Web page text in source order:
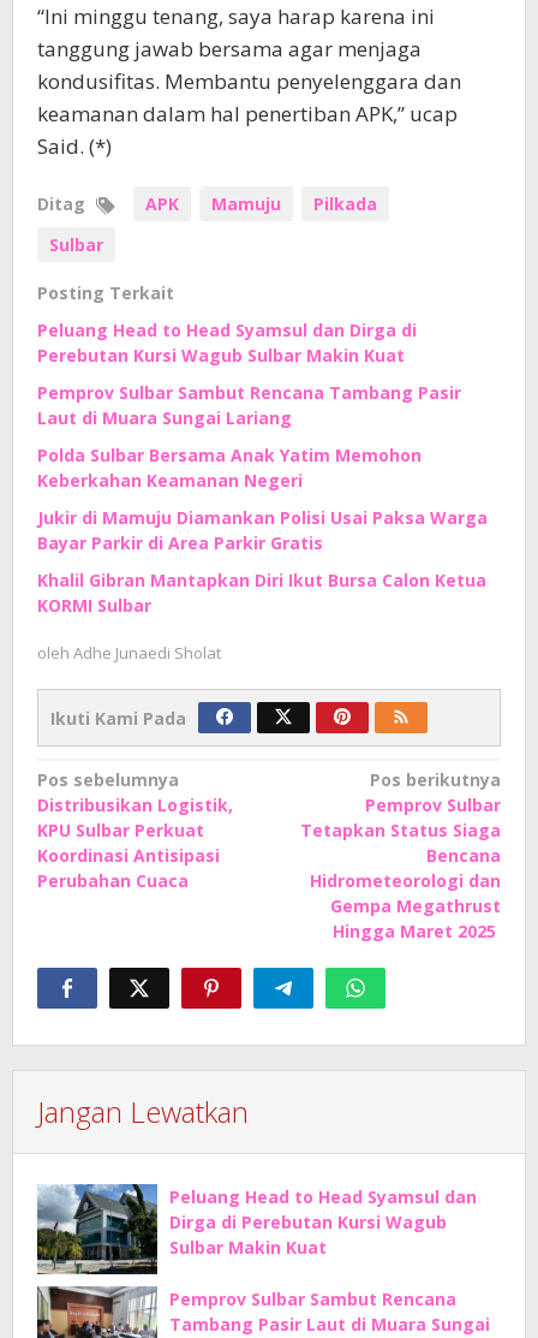
“Ini minggu tenang, saya harap karena ini
tanggung jawab bersama agar menjaga
kondusifitas. Membantu penyelenggara dan
keamanan dalam hal penertiban APK,” ucap
Said. (*)
Ditag APK Mamuju
Pilkada
Sulbar
Posting Terkait
Peluang Head to Head Syamsul dan Dirga di
Perebutan Kursi Wagub Sulbar Makin Kuat
Pemprov Sulbar Sambut Rencana Tambang Pasir
Laut di Muara Sungai Lariang
Polda Sulbar Bersama Anak Yatim Memohon
Keberkahan Keamanan Negeri
Jukir di Mamuju Diamankan Polisi Usai Paksa Warga
Bayar Parkir di Area Parkir Gratis
Khalil Gibran Mantapkan Diri Ikut Bursa Calon Ketua
KORMI Sulbar
oleh Adhe Junaedi Sholat
Ikuti Kami Pada
Navigasi
pos
Pos sebelumnya
Distribusikan Logistik,
KPU Sulbar Perkuat
Koordinasi Antisipasi
Perubahan Cuaca
Pos berikutnya
Pemprov Sulbar
Tetapkan Status Siaga
Bencana
Hidrometeorologi dan
Gempa Megathrust
Hingga Maret 2025
Jangan Lewatkan
Peluang Head to Head Syamsul dan
Dirga di Perebutan Kursi Wagub
Sulbar Makin Kuat
Pemprov Sulbar Sambut Rencana
Tambang Pasir Laut di Muara Sungai